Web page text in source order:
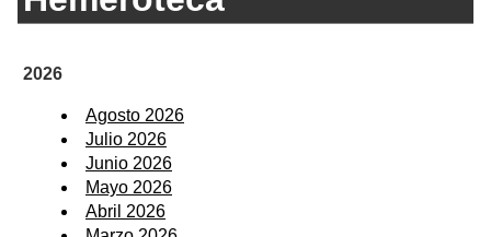
2026
Agosto 2026
Julio 2026
Junio 2026
Mayo 2026
Abril 2026